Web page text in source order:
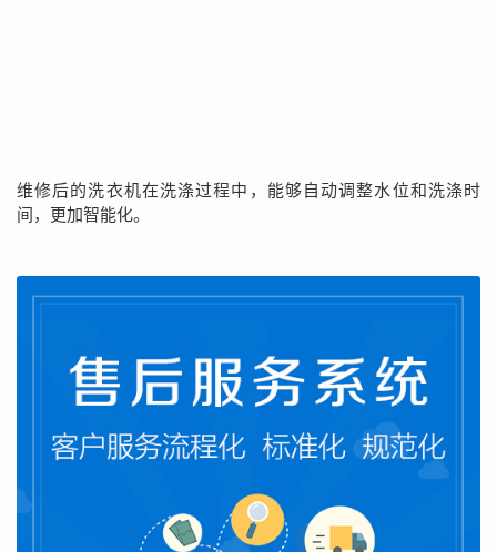
维修后的洗衣机在洗涤过程中，能够自动调整水位和洗涤时
间，更加智能化。